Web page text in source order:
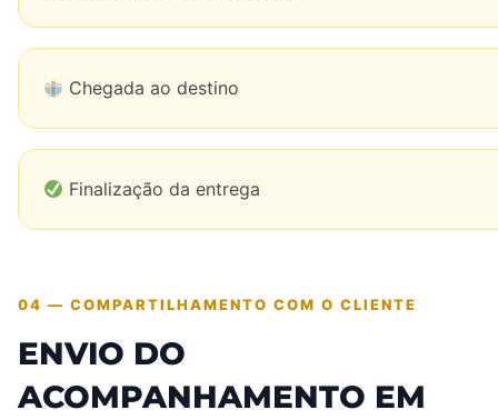
Chegada ao destino
Finalização da entrega
04 — COMPARTILHAMENTO COM O CLIENTE
ENVIO DO
ACOMPANHAMENTO EM